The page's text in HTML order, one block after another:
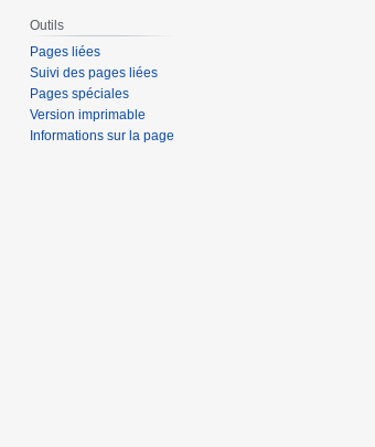
Outils
Pages liées
Suivi des pages liées
Pages spéciales
Version imprimable
Informations sur la page